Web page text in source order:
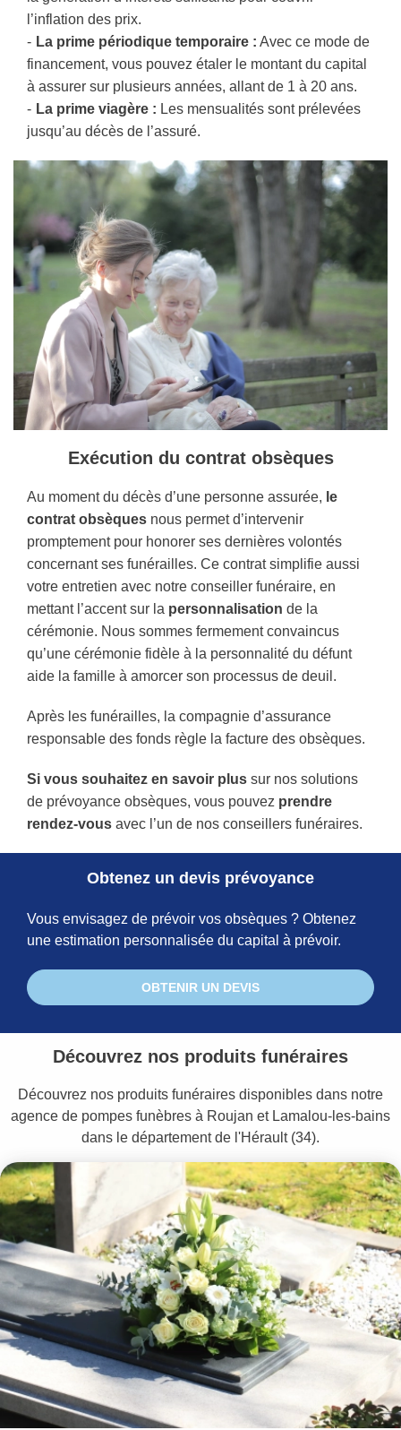
l’inflation des prix.
La prime périodique temporaire : Avec ce mode de
financement, vous pouvez étaler le montant du capital
à assurer sur plusieurs années, allant de 1 à 20 ans.
La prime viagère : Les mensualités sont prélevées
jusqu’au décès de l’assuré.
Exécution du contrat obsèques
Au moment du décès d’une personne assurée, le
contrat obsèques nous permet d’intervenir
promptement pour honorer ses dernières volontés
concernant ses funérailles. Ce contrat simplifie aussi
votre entretien avec notre conseiller funéraire, en
mettant l’accent sur la personnalisation de la
cérémonie. Nous sommes fermement convaincus
qu’une cérémonie fidèle à la personnalité du défunt
aide la famille à amorcer son processus de deuil.
Après les funérailles, la compagnie d’assurance
responsable des fonds règle la facture des obsèques.
Si vous souhaitez en savoir plus sur nos solutions
de prévoyance obsèques, vous pouvez prendre
rendez-vous avec l’un de nos conseillers funéraires.
Obtenez un devis prévoyance
Vous envisagez de prévoir vos obsèques ? Obtenez
une estimation personnalisée du capital à prévoir.
OBTENIR UN DEVIS
Découvrez nos produits funéraires
Découvrez nos produits funéraires disponibles dans notre
agence de pompes funèbres à Roujan et Lamalou-les-bains
dans le département de l'Hérault (34).